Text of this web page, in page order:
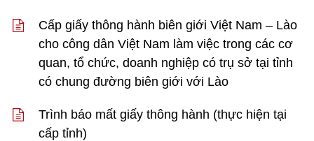
Cấp giấy thông hành biên giới Việt Nam – Lào
cho công dân Việt Nam làm việc trong các cơ
quan, tổ chức, doanh nghiệp có trụ sở tại tỉnh
có chung đường biên giới với Lào
Trình báo mất giấy thông hành (thực hiện tại
cấp tỉnh)